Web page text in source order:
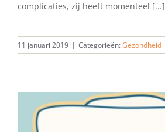
complicaties, zij heeft momenteel [...]
11 januari 2019 | Categorieën:Gezondheid